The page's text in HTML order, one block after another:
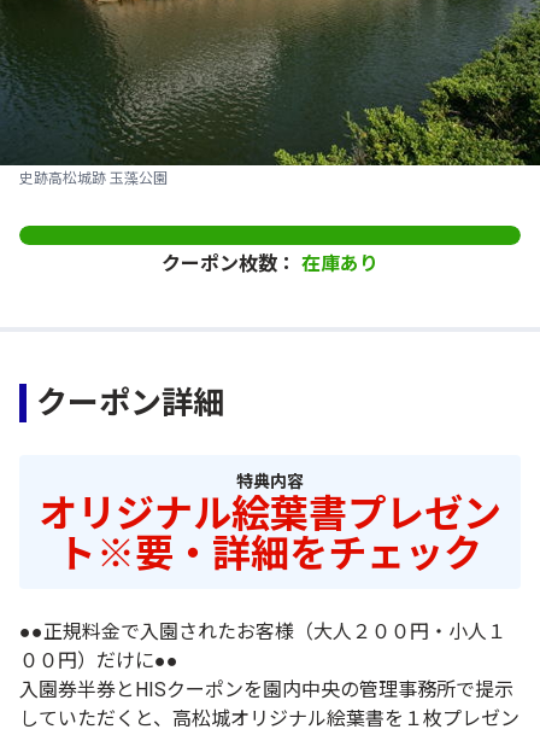
史跡高松城跡 玉藻公園
クーポン枚数： 在庫あり
クーポン詳細
特典内容
オリジナル絵葉書プレゼン
ト※要・詳細をチェック
●●正規料金で入園されたお客様（大人２００円・小人１
００円）だけに●●
入園券半券とHISクーポンを園内中央の管理事務所で提示
していただくと、高松城オリジナル絵葉書を１枚プレゼン